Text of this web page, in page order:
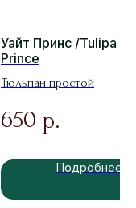
Уайт Принс /Tulipa
Prince
Тюльпан простой
650 р.
Подробнее